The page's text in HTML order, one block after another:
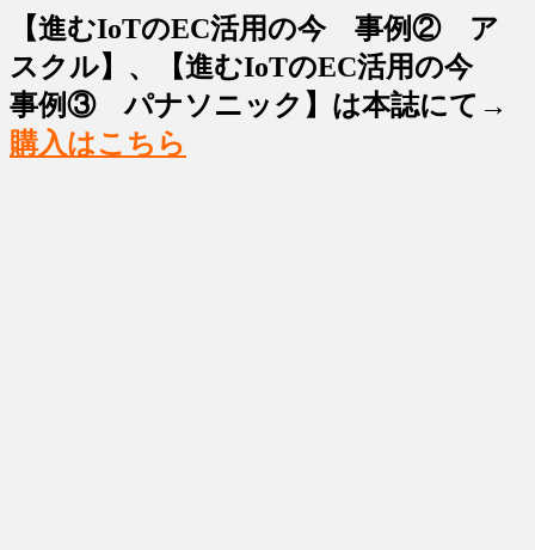
【進むIoTのEC活用の今 事例② ア
スクル】、【進むIoTのEC活用の今
事例③ パナソニック】は本誌にて→
購入はこちら